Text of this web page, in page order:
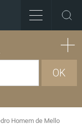
OK
Homem de Mello